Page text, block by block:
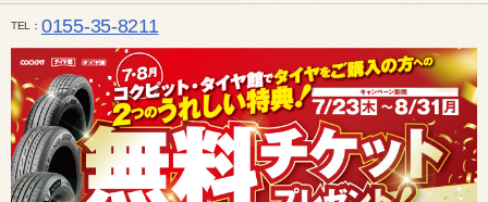
TEL 0155-35-8211
10:00～18:30 （作業受付17:30最終） / 定休日：7月定休日 1日、7日、8日、14日、15日、21